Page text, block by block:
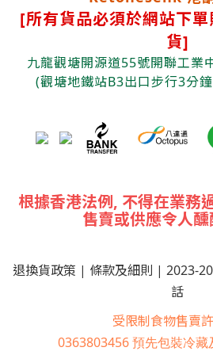
[所有貨品必須於網站下
貨]
九龍觀塘開源道55號開聯工業
(觀塘地鐵站B3出口步行3分
根據香港法例, 不得在業務
售賣或供應令人
退換貨政策 | 條款及細則 | 2023-
話
受限制食物售賣
0363803456 預先包裝冷藏